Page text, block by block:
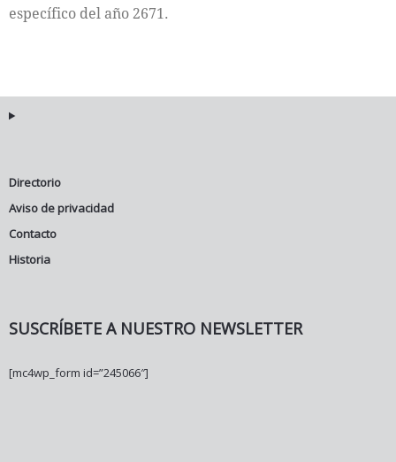
específico del año 2671.
Directorio
Aviso de privacidad
Contacto
Historia
SUSCRÍBETE A NUESTRO NEWSLETTER
[mc4wp_form id=”245066″]